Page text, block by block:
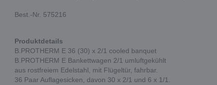
Best.-Nr. 575216
Produktdetails
B.PROTHERM E 36 (30) x 2/1 cooled banquet
B.PROTHERM E Bankettwagen 2/1 umluftgekühlt
aus rostfreiem Edelstahl, mit Flügeltür, fahrbar.
36 Paar Auflagesicken, davon 30 x 2/1 und 6 x 1/1.